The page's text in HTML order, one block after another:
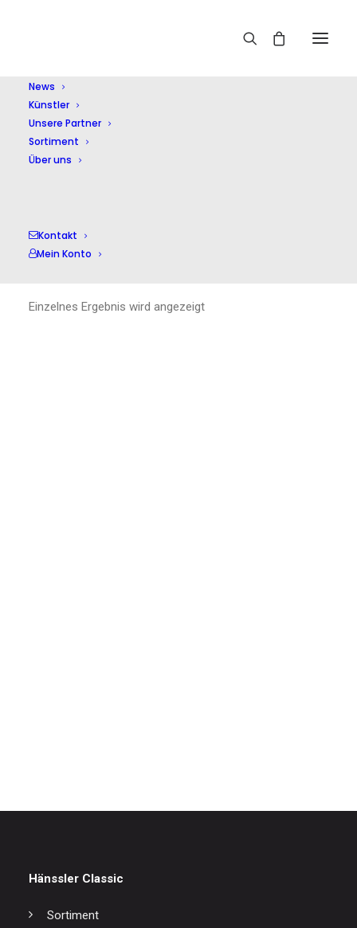
News
Künstler
Unsere Partner
Sortiment
Über uns
Kontakt
Mein Konto
Kammerorchester
Einzelnes Ergebnis wird angezeigt
Hänssler Classic
Sortiment